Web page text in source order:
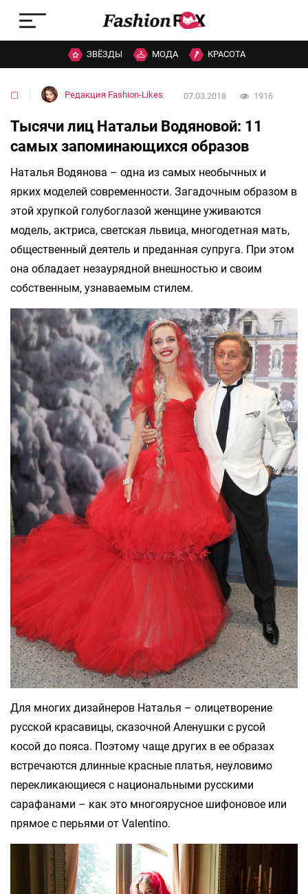
ЗВЁЗДЫ МОДА КРАСОТА
▢ Редакция Fashion-Likes 07.03.2018 1916
Тысячи лиц Натальи Водяновой: 11
самых запоминающихся образов
Наталья Водянова – одна из самых необычных и
ярких моделей современности. Загадочным образом в
этой хрупкой голубоглазой женщине уживаются
модель, актриса, светская львица, многодетная мать,
общественный деятель и преданная супруга. При этом
она обладает незаурядной внешностью и своим
собственным, узнаваемым стилем.
Для многих дизайнеров Наталья – олицетворение
русской красавицы, сказочной Аленушки с русой
косой до пояса. Поэтому чаще других в ее образах
встречаются длинные красные платья, неуловимо
перекликающиеся с национальными русскими
сарафанами – как это многоярусное шифоновое или
прямое с перьями от Valentino.